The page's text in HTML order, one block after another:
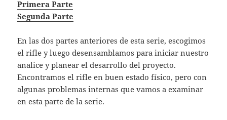
Primera Parte
Segunda Parte
En las dos partes anteriores de esta serie, escogimos
el rifle y luego desensamblamos para iniciar nuestro
analice y planear el desarrollo del proyecto.
Encontramos el rifle en buen estado físico, pero con
algunas problemas internas que vamos a examinar
en esta parte de la serie.